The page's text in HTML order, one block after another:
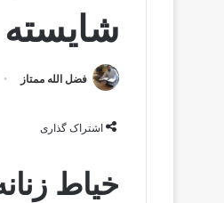
فضل الله ممتاز
اشتراک گذاری
خیاط